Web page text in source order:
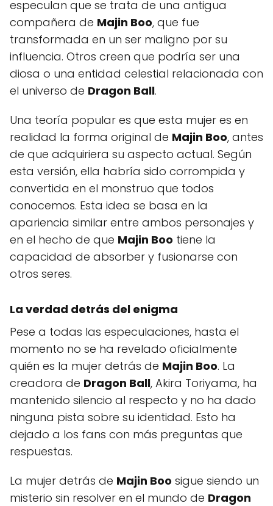
especulan que se trata de una antigua
compañera de Majin Boo, que fue
transformada en un ser maligno por su
influencia. Otros creen que podría ser una
diosa o una entidad celestial relacionada con
el universo de Dragon Ball.
Una teoría popular es que esta mujer es en
realidad la forma original de Majin Boo, antes
de que adquiriera su aspecto actual. Según
esta versión, ella habría sido corrompida y
convertida en el monstruo que todos
conocemos. Esta idea se basa en la
apariencia similar entre ambos personajes y
en el hecho de que Majin Boo tiene la
capacidad de absorber y fusionarse con
otros seres.
La verdad detrás del enigma
Pese a todas las especulaciones, hasta el
momento no se ha revelado oficialmente
quién es la mujer detrás de Majin Boo. La
creadora de Dragon Ball, Akira Toriyama, ha
mantenido silencio al respecto y no ha dado
ninguna pista sobre su identidad. Esto ha
dejado a los fans con más preguntas que
respuestas.
La mujer detrás de Majin Boo sigue siendo un
misterio sin resolver en el mundo de Dragon